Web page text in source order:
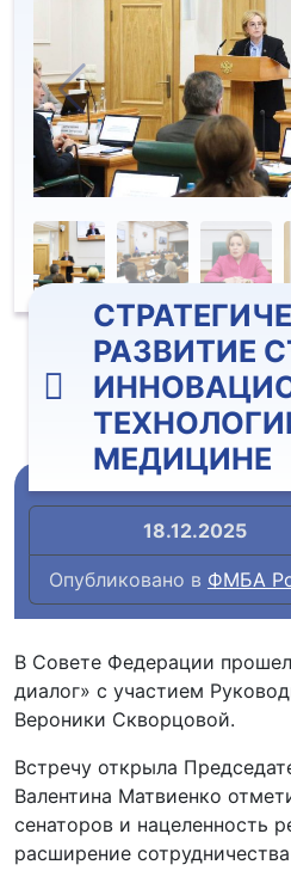
РАЗВИТИЕ
МЕДИЦИНЕ
18.12.2025
Опубликовано в ФМБА
В Совете Федерации
диалог» с участием
Вероники Скворцовой.
Встречу открыла
Валентина Матвиенко
сенаторов и нацеленность
расширение